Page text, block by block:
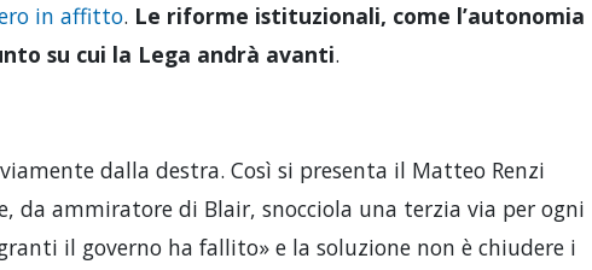
in affitto. Le riforme istituzionali, come l’autonomia
su cui la Lega andrà avanti.
dalla destra. Così si presenta il Matteo Renzi
da ammiratore di Blair, snocciola una terzia via per ogni
il governo ha fallito» e la soluzione non è chiudere i